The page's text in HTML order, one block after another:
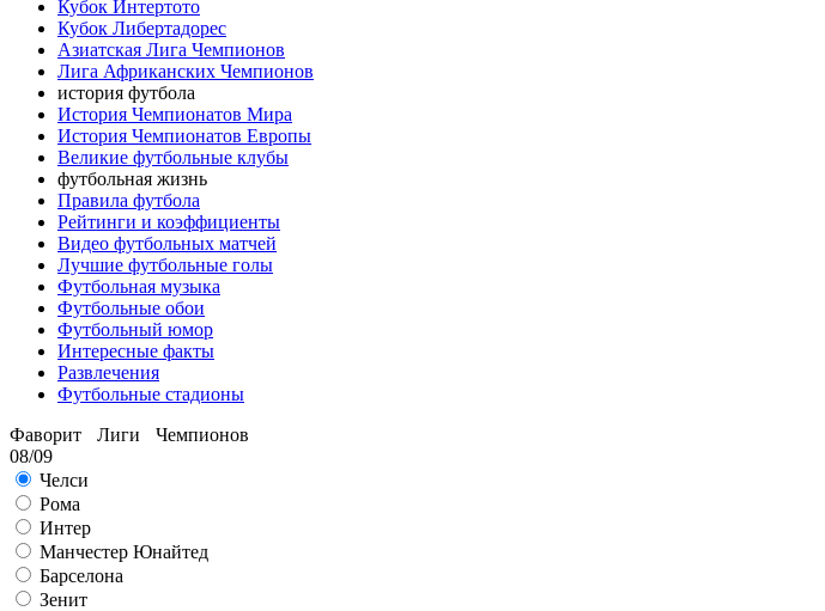
Кубок Интертото
Кубок Либертадорес
Азиатская Лига Чемпионов
Лига Африканских Чемпионов
история футбола
История Чемпионатов Мира
История Чемпионатов Европы
Великие футбольные клубы
футбольная жизнь
Правила футбола
Рейтинги и коэффициенты
Видео футбольных матчей
Лучшие футбольные голы
Футбольная музыка
Футбольные обои
Футбольный юмор
Интересные факты
Развлечения
Футбольные стадионы
Фаворит Лиги Чемпионов
08/09
Челси
Рома
Интер
Манчестер Юнайтед
Барселона
Зенит